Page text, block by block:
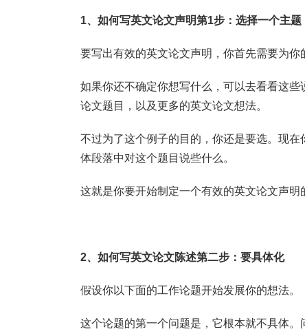
1、如何写英文论文声明第1步：选择一个主题
要写出有效的英文论文声明，你首先需要为你
如果你还不确定你想写什么，可以去看看这
论文题目，以及更多的英文论文想法。
不过为了这个例子的目的，你还是要选。现
体段落中对这个题目说些什么。
这就是你要开始制定一个有效的英文论文声明
2、如何写英文论文陈述第二步：要具体化
假设你以下面的工作论题开始发展你的想法。
这个论题的第一个问题是，它根本就不具体。